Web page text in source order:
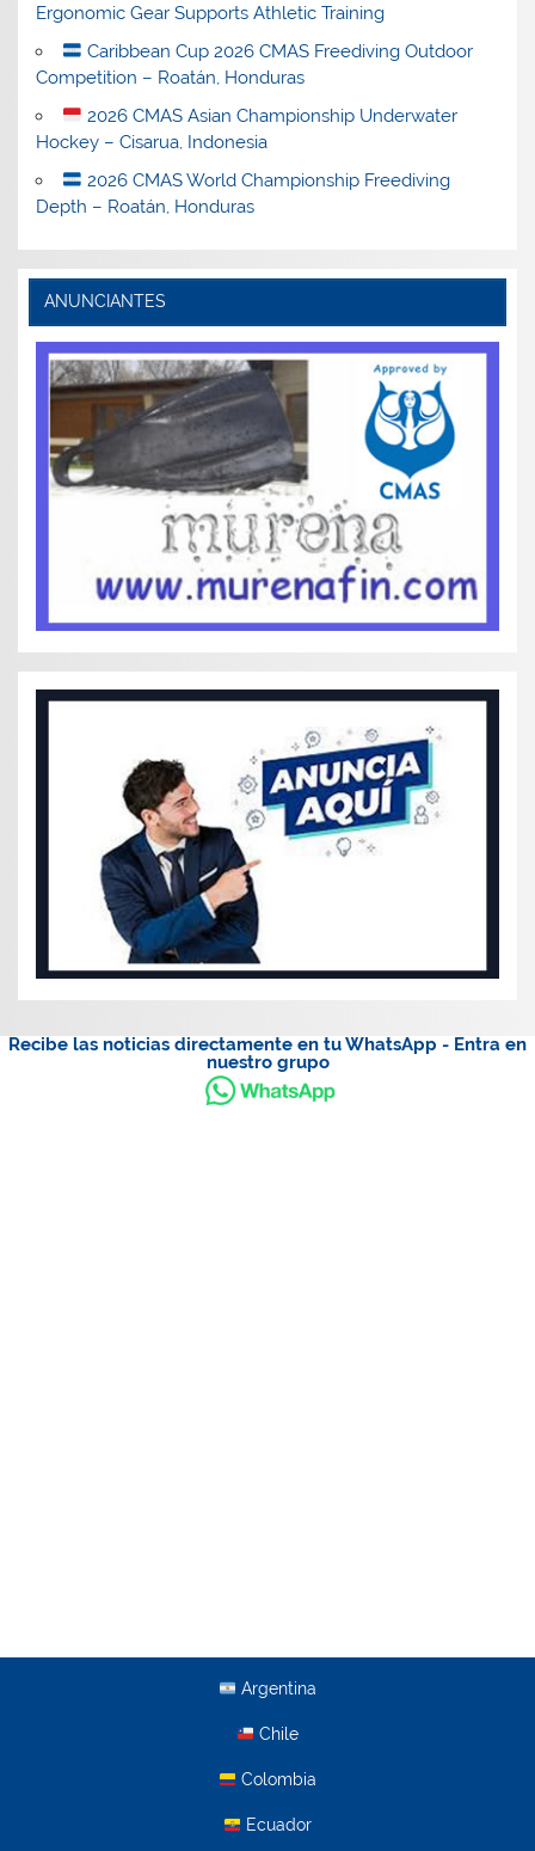
Ergonomic Gear Supports Athletic Training
Caribbean Cup 2026 CMAS Freediving Outdoor
Competition – Roatán, Honduras
2026 CMAS Asian Championship Underwater
Hockey – Cisarua, Indonesia
2026 CMAS World Championship Freediving
Depth – Roatán, Honduras
ANUNCIANTES
Recibe las noticias directamente en tu WhatsApp - Entra en
nuestro grupo
Argentina
Chile
Colombia
Ecuador